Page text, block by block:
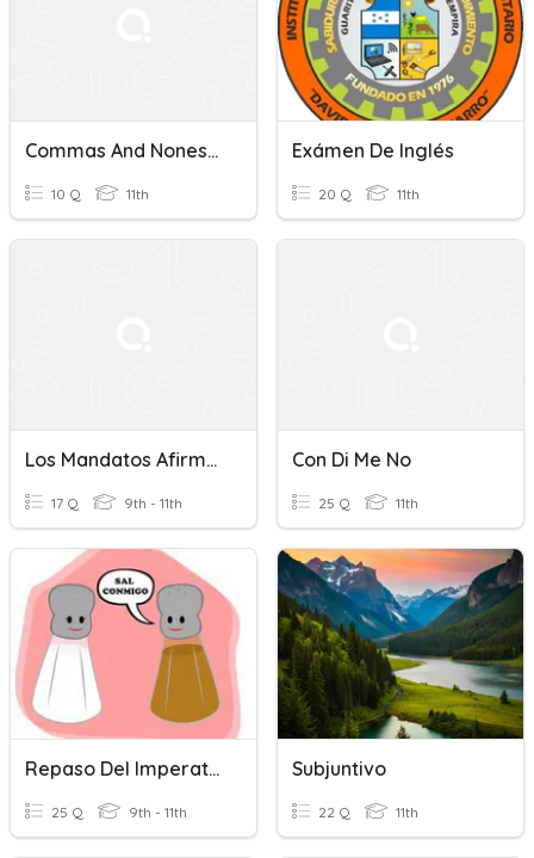
Commas And Nonessential Elements
10 Q 11th
Exámen De Inglés
20 Q 11th
Los Mandatos Afirmativos/negativos
17 Q 9th - 11th
Con Di Me No
25 Q 11th
Repaso Del Imperativo
25 Q 9th - 11th
Subjuntivo
22 Q 11th